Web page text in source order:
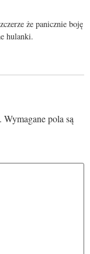
że panicznie boję
hulanki.
Wymagane pola są